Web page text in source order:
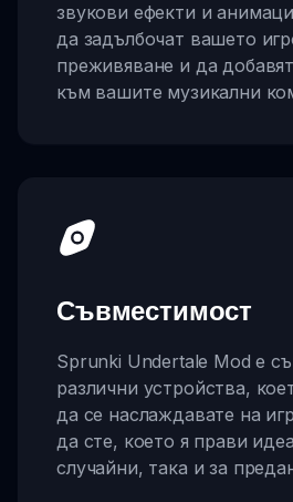
звукови ефекти и
да задълбочат вашето
преживяване и да
към вашите музикални
Съвместимост
Sprunki Undertale Mod е
различни устройства,
да се наслаждавате на
да сте, което я прави
случайни, така и за